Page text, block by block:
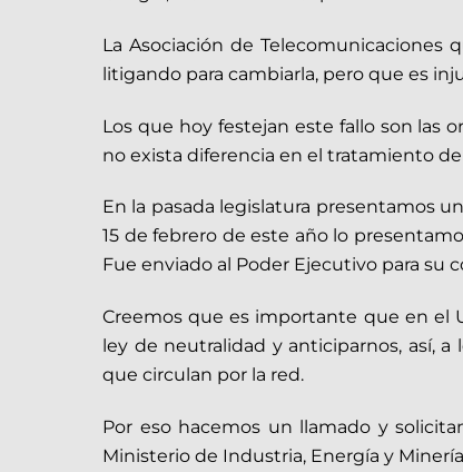
La Asociación de
litigando para cambiarla, pero que es
Los que hoy festejan este fallo son las
no exista diferencia en el tratamiento
En la pasada legislatura presentamos
15 de febrero de este año lo
Fue enviado al Poder Ejecutivo para
Creemos que es importante que en el
ley de neutralidad y anticiparnos, así,
que circulan por la red.
Por eso hacemos un llamado y
Ministerio de Industria, Energía y